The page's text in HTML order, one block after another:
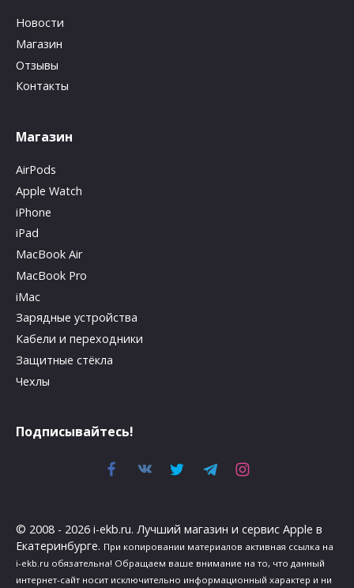
Новости
Магазин
Отзывы
Контакты
Магазин
AirPods
Apple Watch
iPhone
iPad
MacBook Air
MacBook Pro
iMac
Зарядные устройства
Кабели и переходники
Защитные стёкла
Чехлы
Подписывайтесь!
© 2008 - 2026 i-ekb.ru. Лучший магазин и сервис Apple в
Екатеринбурге. При копировании материалов активная ссылка на
i-ekb.ru обязательна! Обращаем ваше внимание на то, что данный
интернет-сайт носит исключительно информационный характер и ни